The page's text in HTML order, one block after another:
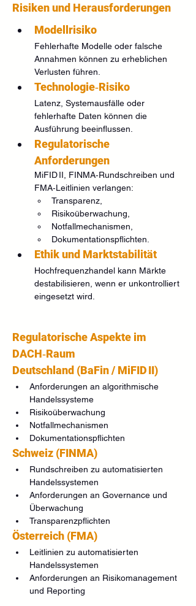
Risiken und Herausforderungen
Modellrisiko
Fehlerhafte Modelle oder falsche
Annahmen können zu erheblichen
Verlusten führen.
Technologie‑Risiko
Latenz, Systemausfälle oder
fehlerhafte Daten können die
Ausführung beeinflussen.
Regulatorische
Anforderungen
MiFID II, FINMA‑Rundschreiben und
FMA‑Leitlinien verlangen:
Transparenz,
Risikoüberwachung,
Notfallmechanismen,
Dokumentationspflichten.
Ethik und Marktstabilität
Hochfrequenzhandel kann Märkte
destabilisieren, wenn er unkontrolliert
eingesetzt wird.
Regulatorische Aspekte im
DACH‑Raum
Deutschland (BaFin / MiFID II)
Anforderungen an algorithmische
Handelssysteme
Risikoüberwachung
Notfallmechanismen
Dokumentationspflichten
Schweiz (FINMA)
Rundschreiben zu automatisierten
Handelssystemen
Anforderungen an Governance und
Überwachung
Transparenzpflichten
Österreich (FMA)
Leitlinien zu automatisierten
Handelssystemen
Anforderungen an Risikomanagement
und Reporting